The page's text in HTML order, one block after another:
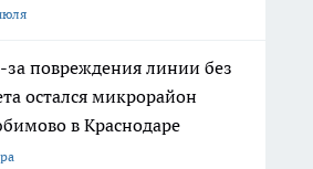
за повреждения линии без
остался микрорайон
в Краснодаре